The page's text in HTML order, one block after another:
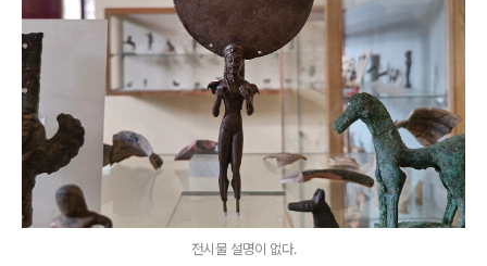
전시물 설명이 없다.